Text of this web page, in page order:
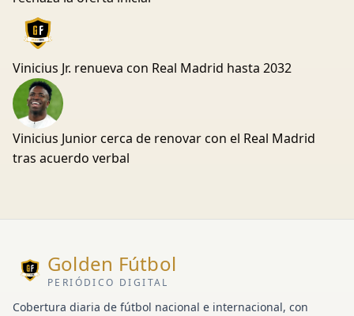
Vinicius Jr. renueva con Real Madrid hasta 2032
Vinicius Junior cerca de renovar con el Real Madrid
tras acuerdo verbal
Golden Fútbol
PERIÓDICO DIGITAL
Cobertura diaria de fútbol nacional e internacional, con